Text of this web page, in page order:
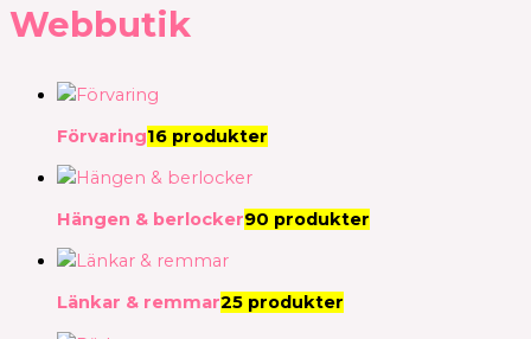
Webbutik
Förvaring16 produkter
Hängen & berlocker90 produkter
Länkar & remmar25 produkter